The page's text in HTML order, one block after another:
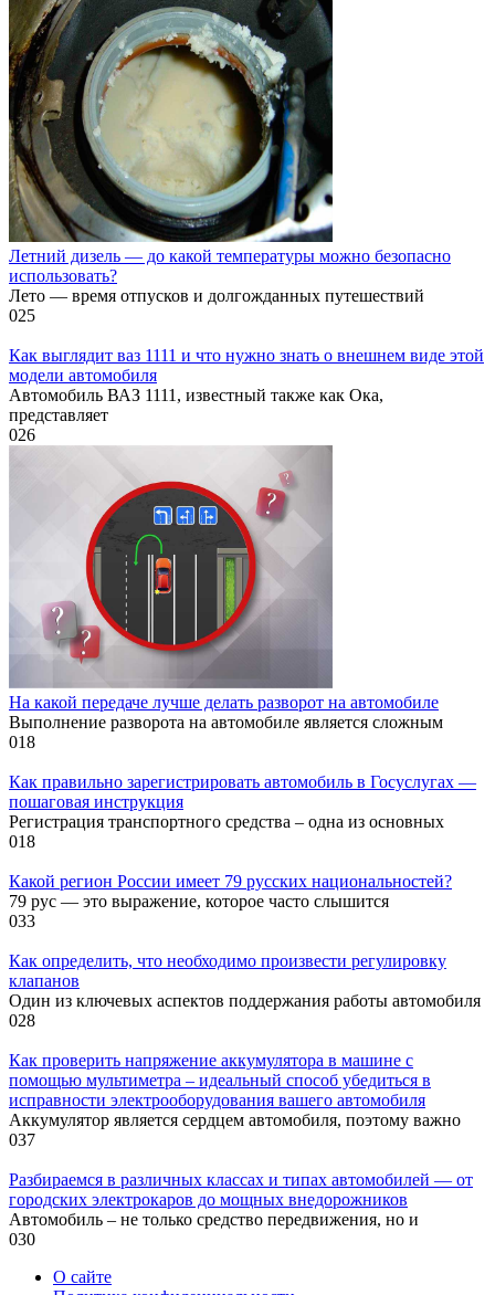
Летний дизель — до какой температуры можно безопасно
использовать?
Лето — время отпусков и долгожданных путешествий
025
Как выглядит ваз 1111 и что нужно знать о внешнем виде этой
модели автомобиля
Автомобиль ВАЗ 1111, известный также как Ока,
представляет
026
На какой передаче лучше делать разворот на автомобиле
Выполнение разворота на автомобиле является сложным
018
Как правильно зарегистрировать автомобиль в Госуслугах —
пошаговая инструкция
Регистрация транспортного средства – одна из основных
018
Какой регион России имеет 79 русских национальностей?
79 рус — это выражение, которое часто слышится
033
Как определить, что необходимо произвести регулировку
клапанов
Один из ключевых аспектов поддержания работы автомобиля
028
Как проверить напряжение аккумулятора в машине с
помощью мультиметра – идеальный способ убедиться в
исправности электрооборудования вашего автомобиля
Аккумулятор является сердцем автомобиля, поэтому важно
037
Разбираемся в различных классах и типах автомобилей — от
городских электрокаров до мощных внедорожников
Автомобиль – не только средство передвижения, но и
030
О сайте